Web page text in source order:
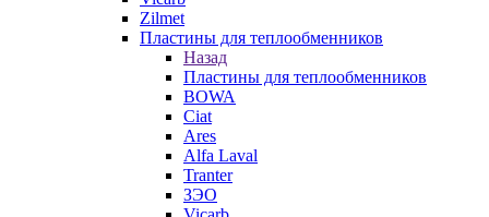
Zilmet
Пластины для теплообменников
Назад
Пластины для теплообменников
BOWA
Ciat
Ares
Alfa Laval
Tranter
ЗЭО